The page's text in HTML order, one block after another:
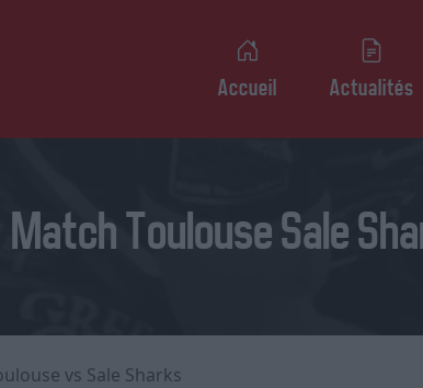
Accueil Actualités
Match Toulouse Sale
vs Sale Sharks